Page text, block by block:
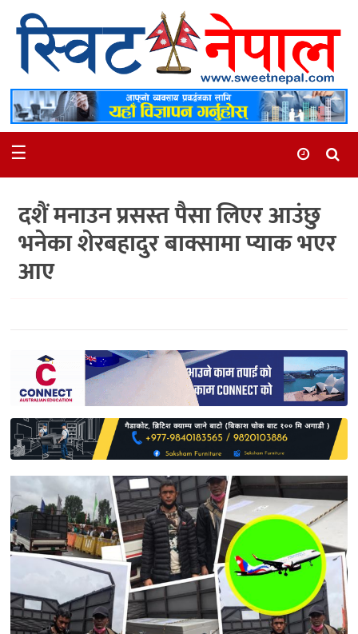
समाचार
स्थानीय
मनोरञ्जन
अन्तर्वार्ता
समाज
साहित्य
प्रदेश
English
☰
दशैं मनाउन प्रसस्त पैसा लिएर आउंछु
भनेका शेरबहादुर बाक्सामा प्याक भएर
आए